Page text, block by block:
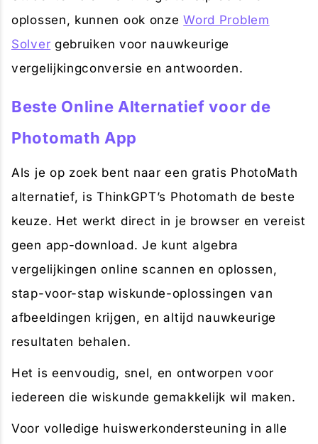
oplossen, kunnen ook onzeWord Problem
Solver gebruiken voor nauwkeurige
vergelijkingconversie en antwoorden.
Beste Online Alternatief voor de
Photomath App
Als je op zoek bent naar een gratis PhotoMath
alternatief, is ThinkGPT’s Photomath de beste
keuze. Het werkt direct in je browser en vereist
geen app-download. Je kunt algebra
vergelijkingen online scannen en oplossen,
stap-voor-stap wiskunde-oplossingen van
afbeeldingen krijgen, en altijd nauwkeurige
resultaten behalen.
Het is eenvoudig, snel, en ontworpen voor
iedereen die wiskunde gemakkelijk wil maken.
Voor volledige huiswerkondersteuning in alle